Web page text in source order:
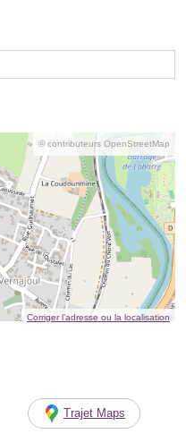
© contributeurs OpenStreetMap
Corriger l’adresse ou la localisation
Trajet Maps